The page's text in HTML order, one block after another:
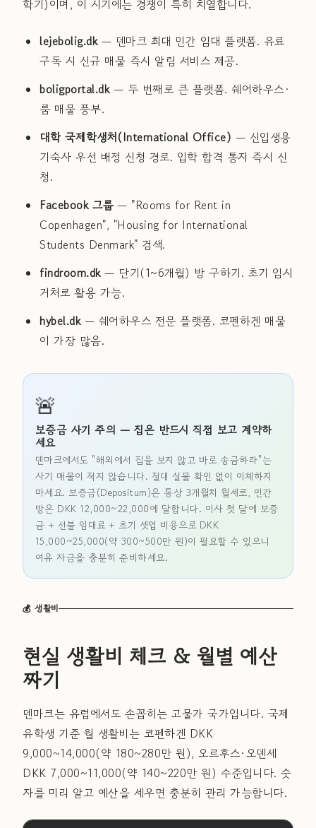
학기)이며, 이 시기에는 경쟁이 특히 치열합니다.
lejebolig.dk— 덴마크 최대 민간 임대 플랫폼. 유료
구독 시 신규 매물 즉시 알림 서비스 제공.
boligportal.dk— 두 번째로 큰 플랫폼. 쉐어하우스·
룸 매물 풍부.
대학 국제학생처(International Office) — 신입생용
기숙사 우선 배정 신청 경로. 입학 합격 통지 즉시 신
청.
Facebook 그룹— "Rooms for Rent in
Copenhagen", "Housing for International
Students Denmark" 검색.
findroom.dk— 단기(1~6개월) 방 구하기. 초기 임시
거처로 활용 가능.
hybel.dk— 쉐어하우스 전문 플랫폼. 코펜하겐 매물
이 가장 많음.
🚨
보증금 사기 주의 — 집은 반드시 직접 보고 계약하
세요
덴마크에서도 "해외에서 집을 보지 않고 바로 송금하라"는
사기 매물이 적지 않습니다. 절대 실물 확인 없이 이체하지
마세요. 보증금(Depositum)은 통상 3개월치 월세로, 민간
방은 DKK 12,000~22,000에 달합니다. 이사 첫 달에 보증
금 + 선불 임대료 + 초기 셋업 비용으로 DKK
15,000~25,000(약 300~500만 원)이 필요할 수 있으니
여유 자금을 충분히 준비하세요.
💰 생활비
현실 생활비 체크 & 월별 예산
짜기
덴마크는 유럽에서도 손꼽히는 고물가 국가입니다. 국제
유학생 기준 월 생활비는 코펜하겐 DKK
9,000~14,000(약 180~280만 원), 오르후스·오덴세
DKK 7,000~11,000(약 140~220만 원) 수준입니다. 숫
자를 미리 알고 예산을 세우면 충분히 관리 가능합니다.